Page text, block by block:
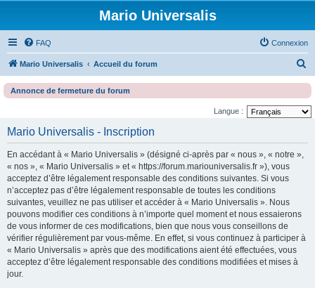
Mario Universalis
FAQ Connexion
Mario Universalis Accueil du forum
c
h
Annonce de fermeture du forum
Langue :
Mario Universalis - Inscription
En accédant à « Mario Universalis » (désigné ci-après par « nous », « notre »,
« nos », « Mario Universalis » et « https://forum.mariouniversalis.fr »), vous
acceptez d’être légalement responsable des conditions suivantes. Si vous
n’acceptez pas d’être légalement responsable de toutes les conditions
suivantes, veuillez ne pas utiliser et accéder à « Mario Universalis ». Nous
pouvons modifier ces conditions à n’importe quel moment et nous essaierons
de vous informer de ces modifications, bien que nous vous conseillons de
vérifier régulièrement par vous-même. En effet, si vous continuez à participer à
« Mario Universalis » après que des modifications aient été effectuées, vous
acceptez d’être légalement responsable des conditions modifiées et mises à
jour.